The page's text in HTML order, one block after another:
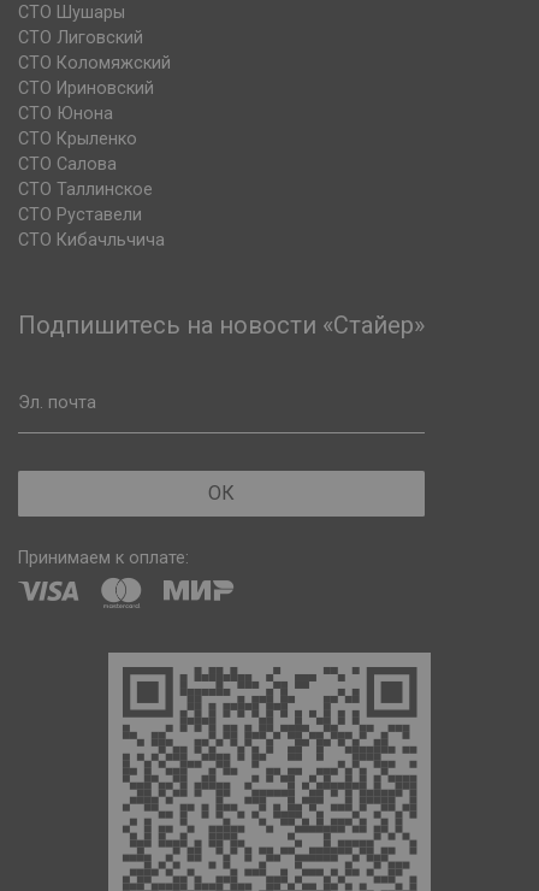
СТО Шушары
СТО Лиговский
СТО Коломяжский
СТО Ириновский
СТО Юнона
СТО Крыленко
СТО Салова
СТО Таллинское
СТО Руставели
СТО Кибачльчича
Подпишитесь на новости «Стайер»
Эл. почта
ОК
Принимаем к оплате: